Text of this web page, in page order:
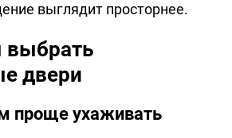
выглядит просторнее.
выбрать
двери
проще ухаживать